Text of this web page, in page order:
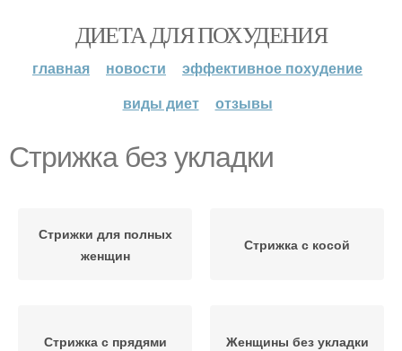
ДИЕТА ДЛЯ ПОХУДЕНИЯ
главная новости
эффективное похудение
виды диет
отзывы
Стрижка без укладки
Стрижки для полных
женщин
Стрижка с косой
Стрижка с прядями Женщины без укладки